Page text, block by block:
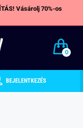
Vásárolj 70%-os
0
BEJELENTKEZÉS